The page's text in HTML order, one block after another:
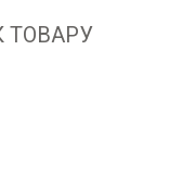
ТОВАРУ